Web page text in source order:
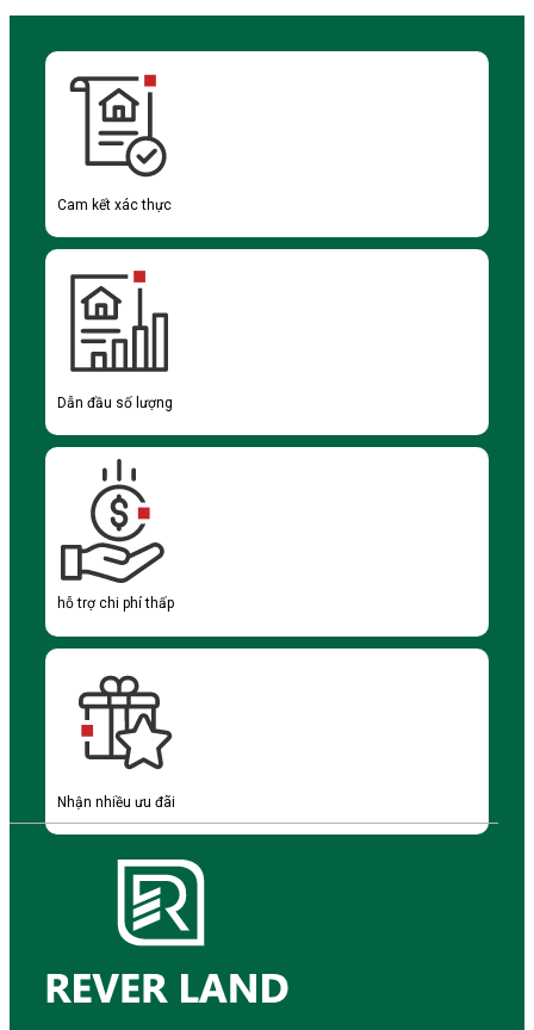
Cam kết xác thực
Dẫn đầu số lượng
hỗ trợ chi phí thấp
Nhận nhiều ưu đãi